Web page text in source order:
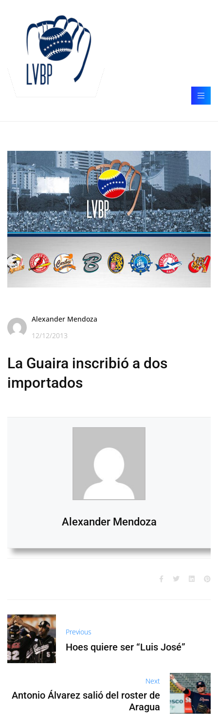
Alexander Mendoza
12/12/2013
La Guaira inscribió a dos
importados
Alexander Mendoza
Previous
Hoes quiere ser “Luis José”
Next
Antonio Álvarez salió del roster de
Aragua